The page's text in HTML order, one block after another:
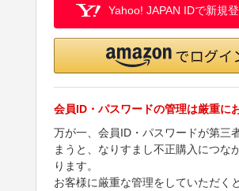
Yahoo! JAPAN IDで新規
会員ID・パスワードの管理は厳重に
万が一、会員ID・パスワードが第三
まうと、なりすまし不正購入につな
ります。
お客様に厳重な管理をしていただく